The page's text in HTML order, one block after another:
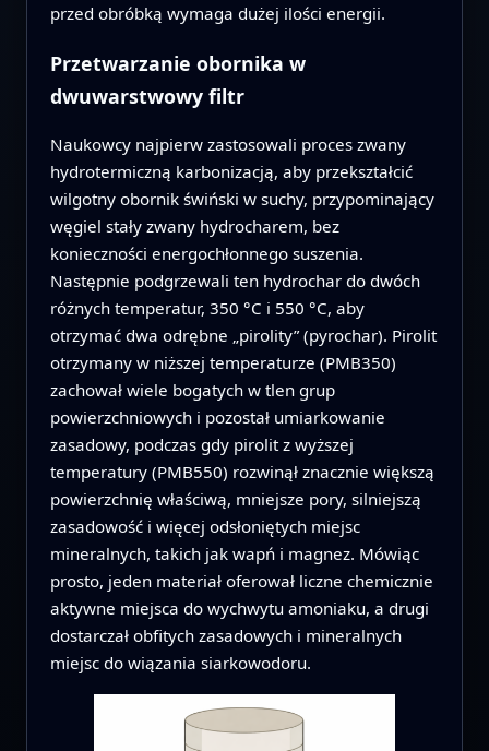
przed obróbką wymaga dużej ilości energii.
Przetwarzanie obornika w
dwuwarstwowy filtr
Naukowcy najpierw zastosowali proces zwany
hydrotermiczną karbonizacją, aby przekształcić
wilgotny obornik świński w suchy, przypominający
węgiel stały zwany hydrocharem, bez
konieczności energochłonnego suszenia.
Następnie podgrzewali ten hydrochar do dwóch
różnych temperatur, 350 °C i 550 °C, aby
otrzymać dwa odrębne „pirolity” (pyrochar). Pirolit
otrzymany w niższej temperaturze (PMB350)
zachował wiele bogatych w tlen grup
powierzchniowych i pozostał umiarkowanie
zasadowy, podczas gdy pirolit z wyższej
temperatury (PMB550) rozwinął znacznie większą
powierzchnię właściwą, mniejsze pory, silniejszą
zasadowość i więcej odsłoniętych miejsc
mineralnych, takich jak wapń i magnez. Mówiąc
prosto, jeden materiał oferował liczne chemicznie
aktywne miejsca do wychwytu amoniaku, a drugi
dostarczał obfitych zasadowych i mineralnych
miejsc do wiązania siarkowodoru.